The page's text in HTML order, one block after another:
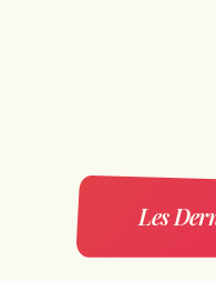
Les